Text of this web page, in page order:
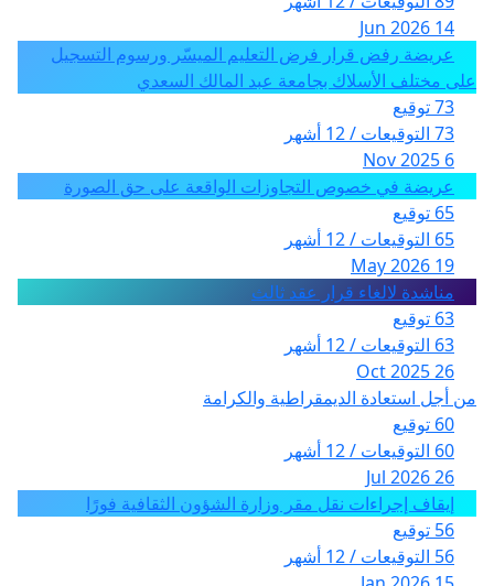
14 Jun 2026
عريضة رفض قرار فرض التعليم الميسّر ورسوم التسجيل
على مختلف الأسلاك بجامعة عبد المالك السعدي
73 توقيع
73 التوقيعات / 12 أشهر
6 Nov 2025
عريضة في خصوص التجاوزات الواقعة على حق الصورة
65 توقيع
65 التوقيعات / 12 أشهر
19 May 2026
مناشدة لالغاء قرار عقد ثالث
63 توقيع
63 التوقيعات / 12 أشهر
26 Oct 2025
من أجل استعادة الديمقراطية والكرامة
60 توقيع
60 التوقيعات / 12 أشهر
26 Jul 2026
إيقاف إجراءات نقل مقر وزارة الشؤون الثقافية فورًا
56 توقيع
56 التوقيعات / 12 أشهر